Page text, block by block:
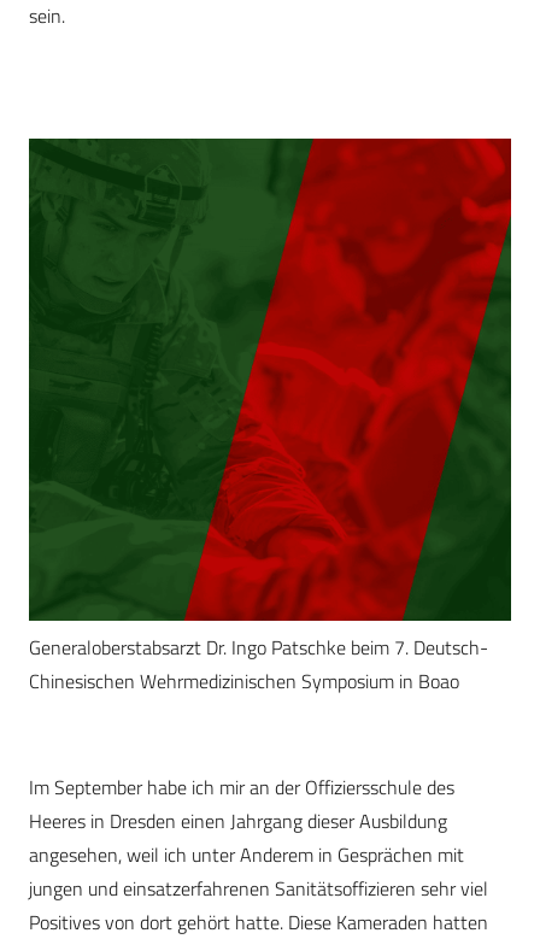
sein.
Generaloberstabsarzt Dr. Ingo Patschke beim 7. Deutsch-
Chinesischen Wehrmedizinischen Symposium in Boao
Im September habe ich mir an der Offiziersschule des
Heeres in Dresden einen Jahrgang dieser Ausbildung
angesehen, weil ich unter Anderem in Gesprächen mit
jungen und einsatzerfahrenen Sanitätsoffizieren sehr viel
Positives von dort gehört hatte. Diese Kameraden hatten